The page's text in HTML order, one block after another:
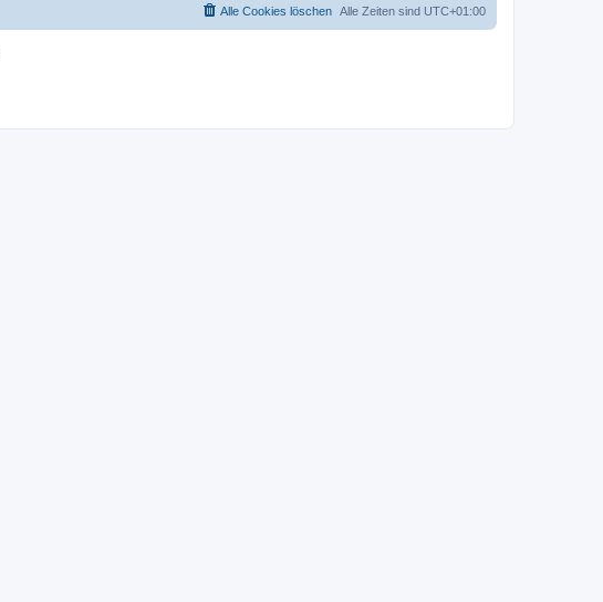
Alle Zeiten sind UTC+01:00
Alle Cookies löschen